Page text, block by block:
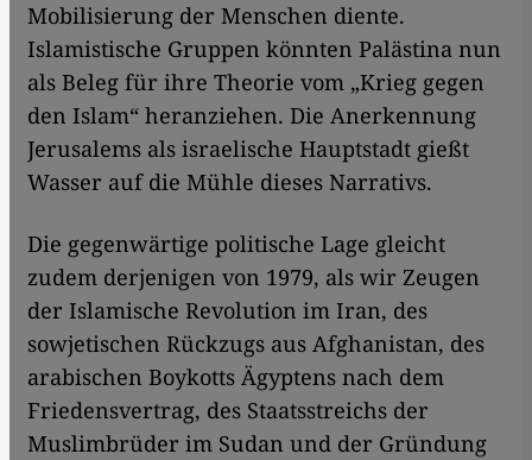
Mobilisierung der Menschen diente.
Islamistische Gruppen könnten Palästina nun
als Beleg für ihre Theorie vom „Krieg gegen
den Islam“ heranziehen. Die Anerkennung
Jerusalems als israelische Hauptstadt gießt
Wasser auf die Mühle dieses Narrativs.
Die gegenwärtige politische Lage gleicht
zudem derjenigen von 1979, als wir Zeugen
der Islamische Revolution im Iran, des
sowjetischen Rückzugs aus Afghanistan, des
arabischen Boykotts Ägyptens nach dem
Friedensvertrag, des Staatsstreichs der
Muslimbrüder im Sudan und der Gründung